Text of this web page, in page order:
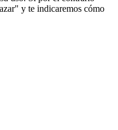
y te indicaremos cómo